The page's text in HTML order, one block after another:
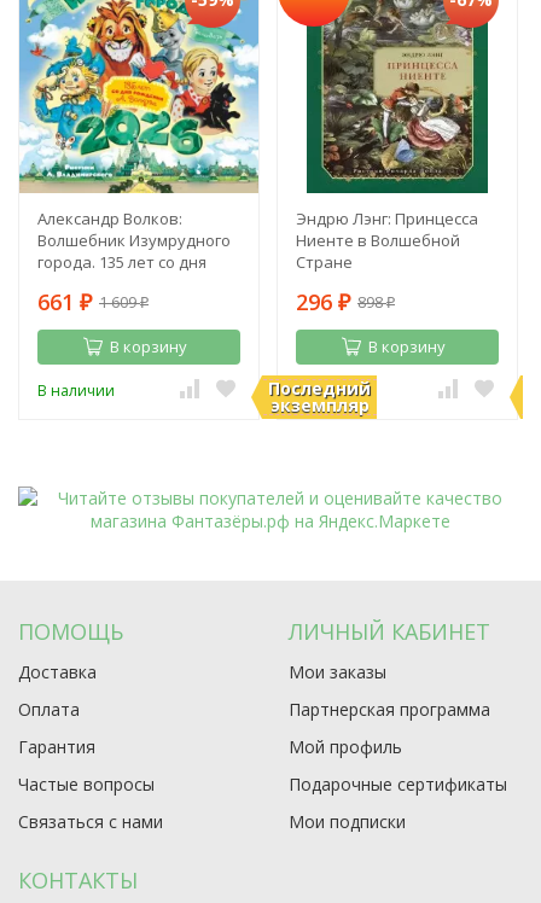
Александр Волков:
Волшебник Изумрудного
города. 135 лет со дня
661 ₽ 1 609₽
В корзину
В наличии Последний
экземпляр
Эндрю Лэнг: Принцесса
Ниенте в Волшебной
Стране
296 ₽ 898₽
В корзину
В наличии
ПОМОЩЬ
Доставка
Оплата
Гарантия
Частые вопросы
Связаться с нами
ЛИЧНЫЙ КАБИНЕТ
Мои заказы
Партнерская программа
Мой профиль
Подарочные сертификаты
Мои подписки
КОНТАКТЫ